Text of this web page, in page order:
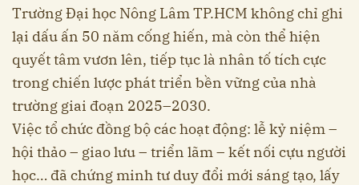
Trường Đại học Nông Lâm TP.HCM không chỉ ghi
lại dấu ấn 50 năm cống hiến, mà còn thể hiện
quyết tâm vươn lên, tiếp tục là nhân tố tích cực
trong chiến lược phát triển bền vững của nhà
trường giai đoạn 2025–2030.
Việc tổ chức đồng bộ các hoạt động: lễ kỷ niệm –
hội thảo – giao lưu – triển lãm – kết nối cựu người
học… đã chứng minh tư duy đổi mới sáng tạo, lấy